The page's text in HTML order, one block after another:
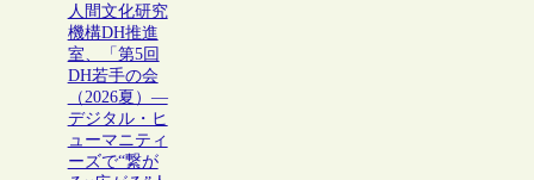
人間文化研究
機構DH推進
室、「第5回
DH若手の会
（2026夏）―
デジタル・ヒ
ューマニティ
ーズで“繋が